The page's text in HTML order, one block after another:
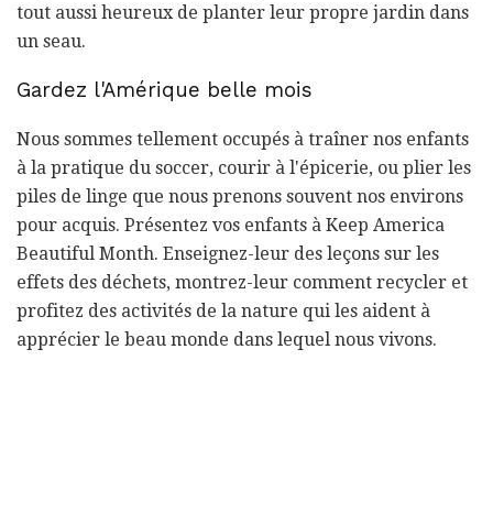
tout aussi heureux de planter leur propre jardin dans
un seau.
Gardez l'Amérique belle mois
Nous sommes tellement occupés à traîner nos enfants
à la pratique du soccer, courir à l'épicerie, ou plier les
piles de linge que nous prenons souvent nos environs
pour acquis. Présentez vos enfants à Keep America
Beautiful Month. Enseignez-leur des leçons sur les
effets des déchets, montrez-leur comment recycler et
profitez des activités de la nature qui les aident à
apprécier le beau monde dans lequel nous vivons.